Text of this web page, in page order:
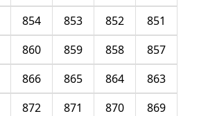
851
852
853
854
857
858
859
860
863
864
865
866
869
870
871
872